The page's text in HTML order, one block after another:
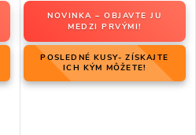
NOVINKA – OBJAVTE JU
MEDZI PRVÝMI!
POSLEDNÉ KUSY- ZÍSKAJTE
ICH KÝM MÔŽETE!